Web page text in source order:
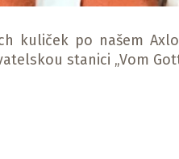
kuliček po našem
stanici „Vom